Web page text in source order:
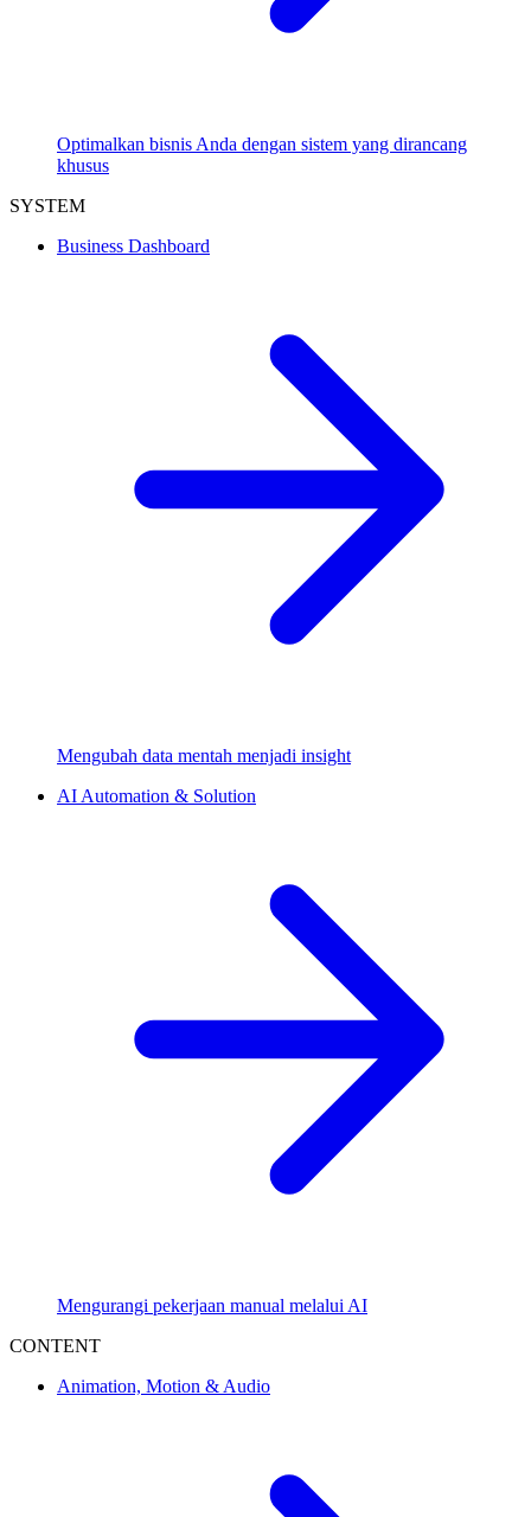
Optimalkan bisnis Anda dengan sistem yang dirancang
khusus
SYSTEM
Business Dashboard
Mengubah data mentah menjadi insight
AI Automation & Solution
Mengurangi pekerjaan manual melalui AI
CONTENT
Animation, Motion & Audio